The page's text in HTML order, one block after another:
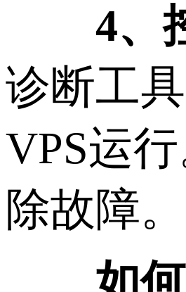
4、
诊断工
VPS运
除故障。
如何